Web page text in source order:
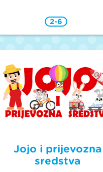
2-6
Jojo i prijevozna
sredstva